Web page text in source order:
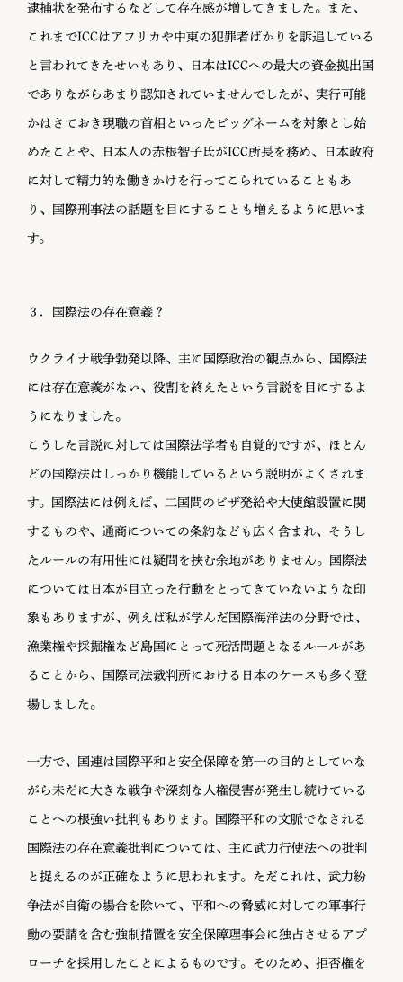
逮捕状を発布するなどして存在感が増してきました。また、
これまでICCはアフリカや中東の犯罪者ばかりを訴追している
と言われてきたせいもあり、日本はICCへの最大の資金拠出国
でありながらあまり認知されていませんでしたが、実行可能
かはさておき現職の首相といったビッグネームを対象とし始
めたことや、日本人の赤根智子氏がICC所長を務め、日本政府
に対して精力的な働きかけを行ってこられていることもあ
り、国際刑事法の話題を目にすることも増えるように思いま
す。
３．国際法の存在意義？
ウクライナ戦争勃発以降、主に国際政治の観点から、国際法
には存在意義がない、役割を終えたという言説を目にするよ
うになりました。
こうした言説に対しては国際法学者も自覚的ですが、ほとん
どの国際法はしっかり機能しているという説明がよくされま
す。国際法には例えば、二国間のビザ発給や大使館設置に関
するものや、通商についての条約なども広く含まれ、そうし
たルールの有用性には疑問を挟む余地がありません。国際法
については日本が目立った行動をとってきていないような印
象もありますが、例えば私が学んだ国際海洋法の分野では、
漁業権や採掘権など島国にとって死活問題となるルールがあ
ることから、国際司法裁判所における日本のケースも多く登
場しました。
一方で、国連は国際平和と安全保障を第一の目的としていな
がら未だに大きな戦争や深刻な人権侵害が発生し続けている
ことへの根強い批判もあります。国際平和の文脈でなされる
国際法の存在意義批判については、主に武力行使法への批判
と捉えるのが正確なように思われます。ただこれは、武力紛
争法が自衛の場合を除いて、平和への脅威に対しての軍事行
動の要請を含む強制措置を安全保障理事会に独占させるアプ
ローチを採用したことによるものです。そのため、拒否権を